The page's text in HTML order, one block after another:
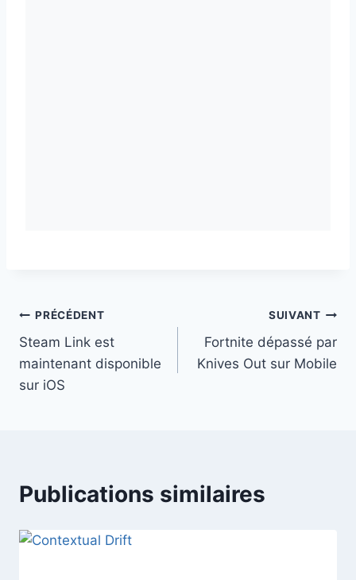
Navigation
de
l’article
PRÉCÉDENT
Steam Link est
maintenant disponible
sur iOS
SUIVANT
Fortnite dépassé par
Knives Out sur Mobile
Publications similaires